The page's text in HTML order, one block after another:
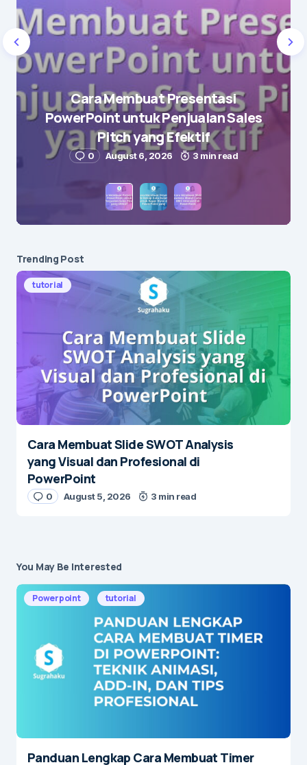
Name*
E-mail*
next time I comment.
Submit Comment
Cara Membuat Presentasi
PowerPoint untuk Penjualan Sales
Pitch yang Efektif
0 August 6, 2026 3 min read
Trending Post
tutorial
Cara Membuat Slide SWOT Analysis
yang Visual dan Profesional di
PowerPoint
0 August 5, 2026 3 min read
You May Be Interested
Powerpoint tutorial
Panduan Lengkap Cara Membuat Timer